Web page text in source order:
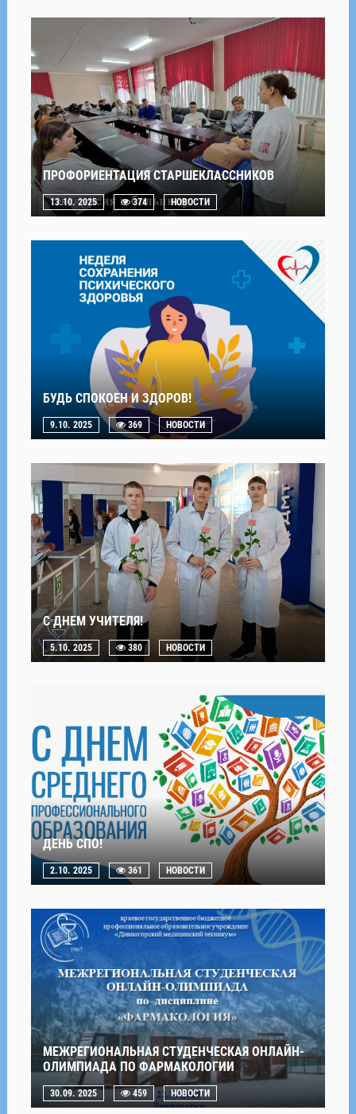
ПРОФОРИЕНТАЦИЯ СТАРШЕКЛАССНИКОВ
13.10. 2025 374 НОВОСТИ
БУДЬ СПОКОЕН И ЗДОРОВ!
9.10. 2025 369 НОВОСТИ
С ДНЕМ УЧИТЕЛЯ!
5.10. 2025 380 НОВОСТИ
ДЕНЬ СПО!
2.10. 2025 361 НОВОСТИ
МЕЖРЕГИОНАЛЬНАЯ СТУДЕНЧЕСКАЯ ОНЛАЙН-
ОЛИМПИАДА ПО ФАРМАКОЛОГИИ
30.09. 2025 459 НОВОСТИ